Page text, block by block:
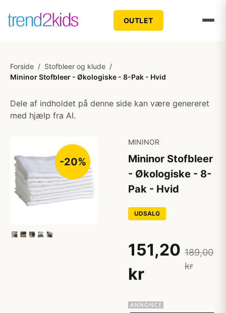
OUTLET
Forside / Stofbleer og klude /
Mininor Stofbleer - Økologiske - 8-Pak - Hvid
Dele af indholdet på denne side kan være genereret
med hjælp fra AI.
-20%
MININOR
Mininor Stofbleer
- Økologiske - 8-
Pak - Hvid
UDSALG
151,20
kr
189,00
kr